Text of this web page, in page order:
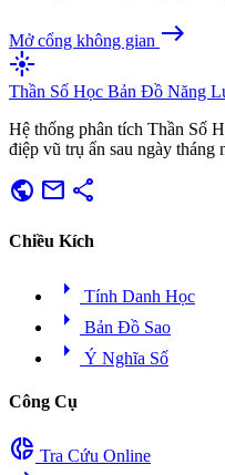
Mở cổng không gian east
flare
Thần Số Học Bản Đồ Năng
Hệ thống phân tích Thần Số
điệp vũ trụ ẩn sau ngày tháng
public mail share
Chiều Kích
arrow_right Tính Danh Học
arrow_right Bản Đồ Sao
arrow_right Ý Nghĩa Số
Công Cụ
donut_small Tra Cứu Online